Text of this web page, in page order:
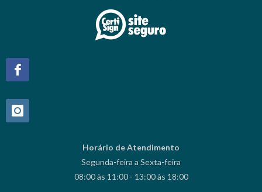
Horário de Atendimento
Segunda-feira a Sexta-feira
08:00 às 11:00 - 13:00 às 18:00